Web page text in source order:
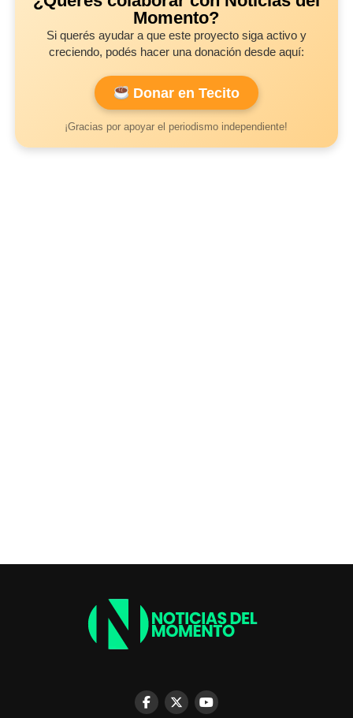
Momento?
Si querés ayudar a que este proyecto siga activo y
creciendo, podés hacer una donación desde aquí:
Donar en Tecito
¡Gracias por apoyar el periodismo independiente!